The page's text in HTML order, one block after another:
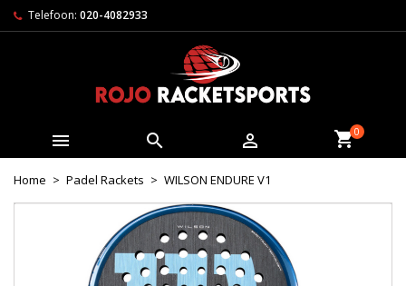
Telefoon: 020-4082933
   0
Home Padel Rackets WILSON ENDURE V1